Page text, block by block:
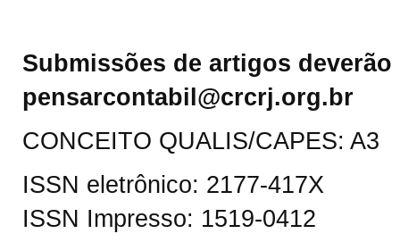
Submissões de artigos
pensarcontabil@crcrj.org.br
CONCEITO QUALIS/CAPES: A3
ISSN eletrônico: 2177-417X
ISSN Impresso: 1519-0412